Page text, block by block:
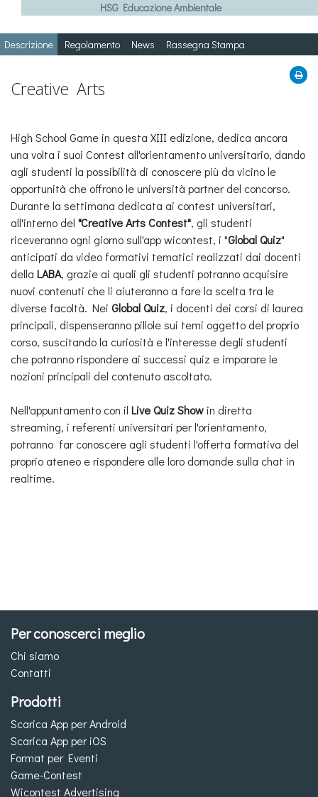
HSG Educazione Ambientale
Descrizione Regolamento News Rassegna Stampa
Creative Arts
High School Game in questa XIII edizione, dedica ancora
una volta i suoi Contest all'orientamento universitario, dando
agli studenti la possibilità di conoscere più da vicino le
opportunità che offrono le università partner del concorso.
Durante la settimana dedicata ai contest universitari,
all'interno del "Creative Arts Contest", gli studenti
riceveranno ogni giorno sull'app wicontest, i "Global Quiz"
anticipati da video formativi tematici realizzati dai docenti
della LABA, grazie ai quali gli studenti potranno acquisire
nuovi contenuti che li aiuteranno a fare la scelta tra le
diverse facoltà. Nei Global Quiz, i docenti dei corsi di laurea
principali, dispenseranno pillole sui temi oggetto del proprio
corso, suscitando la curiosità e l'interesse degli studenti
che potranno rispondere ai successi quiz e imparare le
nozioni principali del contenuto ascoltato.
Nell'appuntamento con il Live Quiz Show in diretta
streaming, i referenti universitari per l'orientamento,
potranno far conoscere agli studenti l'offerta formativa del
proprio ateneo e rispondere alle loro domande sulla chat in
realtime.
Per conoscerci meglio
Chi siamo
Contatti
Prodotti
Scarica App per Android
Scarica App per iOS
Format per Eventi
Game-Contest
Wicontest Advertising